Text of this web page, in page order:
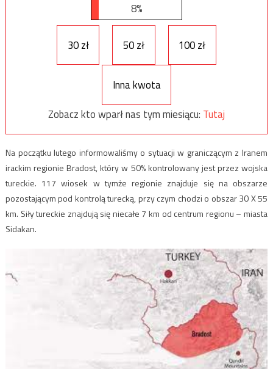
8%
30 zł 50 zł 100 zł
Inna kwota
Zobacz kto wparł nas tym miesiącu: Tutaj
Na początku lutego informowaliśmy o sytuacji w graniczącym z Iranem
irackim regionie Bradost, który w 50% kontrolowany jest przez wojska
tureckie. 117 wiosek w tymże regionie znajduje się na obszarze
pozostającym pod kontrolą turecką, przy czym chodzi o obszar 30 X 55
km. Siły tureckie znajdują się niecałe 7 km od centrum regionu – miasta
Sidakan.